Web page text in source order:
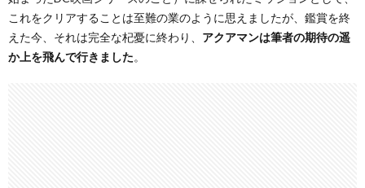
これをクリアすることは至難の業のように思えましたが、鑑賞を終
えた今、それは完全な杞憂に終わり、 アクアマンは筆者の期待の遥
か上を飛んで行きました。